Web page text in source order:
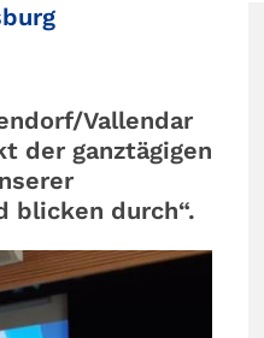
:
Vallendar
der ganztägigen
blicken durch“.